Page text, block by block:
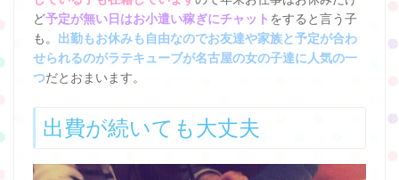
ど予定が無い日はお小遣い稼ぎにチャット をすると言う子
も。 出勤もお休みも自由なのでお友達や家族と予定が合わ
せられるのがラテキューブが名古屋の女の子達に人気の一
つだとおまいます。
出費が続いても大丈夫